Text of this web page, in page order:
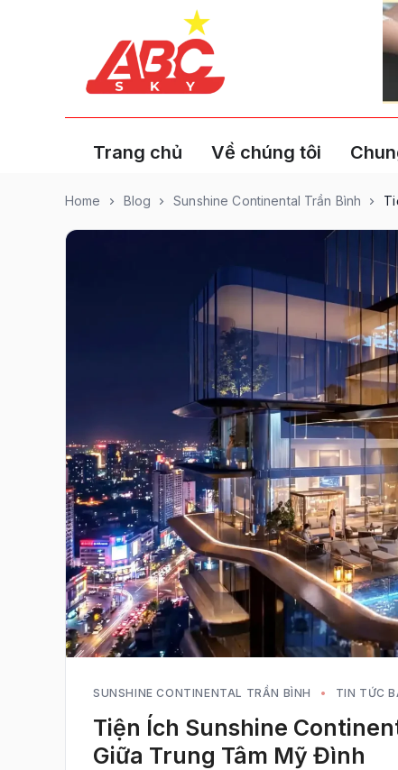
Trang chủ Về chúng tôi
Home Blog Sunshine Continental Trần Bình
SUNSHINE CONTINENTAL TRẦN BÌNH TIN TỨC
Tiện Ích Sunshine
Giữa Trung Tâm Mỹ Đình